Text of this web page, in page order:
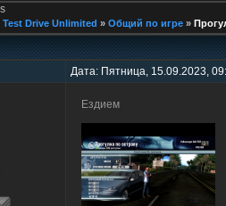
Test Drive Unlimited » Общий по игре »
Дата: Пятница, 15.09.2023,
Ездием